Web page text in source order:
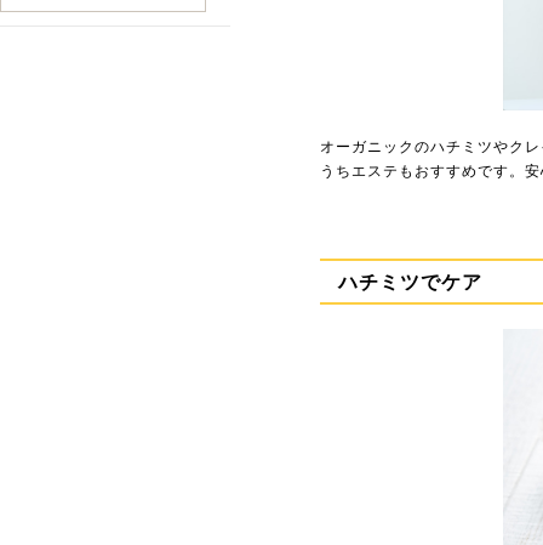
オーガニックのハチミツやク
うちエステもおすすめです。
ハチミツでケア